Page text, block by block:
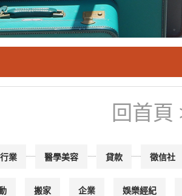
回首頁
徵信社
貸款
醫學美容
業
娛樂經紀
企業
搬家